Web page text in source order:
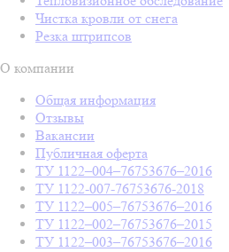
Чистка кровли от снега
Резка штрипсов
О компании
Общая информация
Отзывы
Вакансии
Публичная оферта
ТУ 1122–004–76753676–2016
ТУ 1122-007-76753676-2018
ТУ 1122–005–76753676–2016
ТУ 1122–002–76753676–2015
ТУ 1122–003–76753676–2016